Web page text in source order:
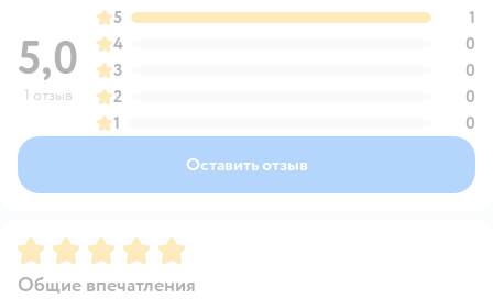
5,0
1 отзыв
5
1
4
0
3
0
2
0
1
0
Оставить отзыв
Рейтинг:5
Общие впечатления